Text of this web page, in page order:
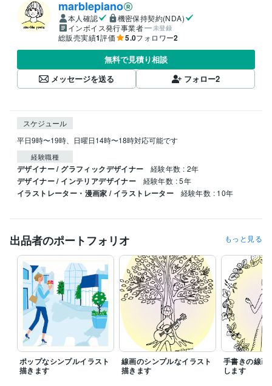
marblepiano
本人確認
機密保持契約(NDA)
インボイス発行事業者
未登録
総販売実績1評価 5.0フォロワー2
無料で見積り相談
メッセージを送る
フォロー2
スケジュール
平日9時〜19時、日曜日14時〜18時対応可能です
経験職種
デザイナー / グラフィックデザイナー 経験年数 : 2年
デザイナー / インテリアデザイナー 経験年数 : 5年
イラストレーター・漫画家 / イラストレーター 経験年数 : 10年
出品者のポートフォリオ もっと見る
ポップなシンプルイラスト
描きます
線画のシンプルなイラスト
描きます
手書きの線画
します